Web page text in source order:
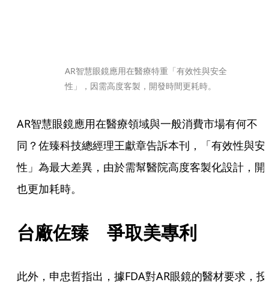
AR智慧眼鏡應用在醫療特重「有效性與安全
性」，因需高度客製，開發時間更耗時。
AR智慧眼鏡應用在醫療領域與一般消費市場有何不
同？佐臻科技總經理王獻章告訴本刊，「有效性與安
性」為最大差異，由於需幫醫院高度客製化設計，開
也更加耗時。
台廠佐臻　爭取美專利
此外，申忠哲指出，據FDA對AR眼鏡的醫材要求，投